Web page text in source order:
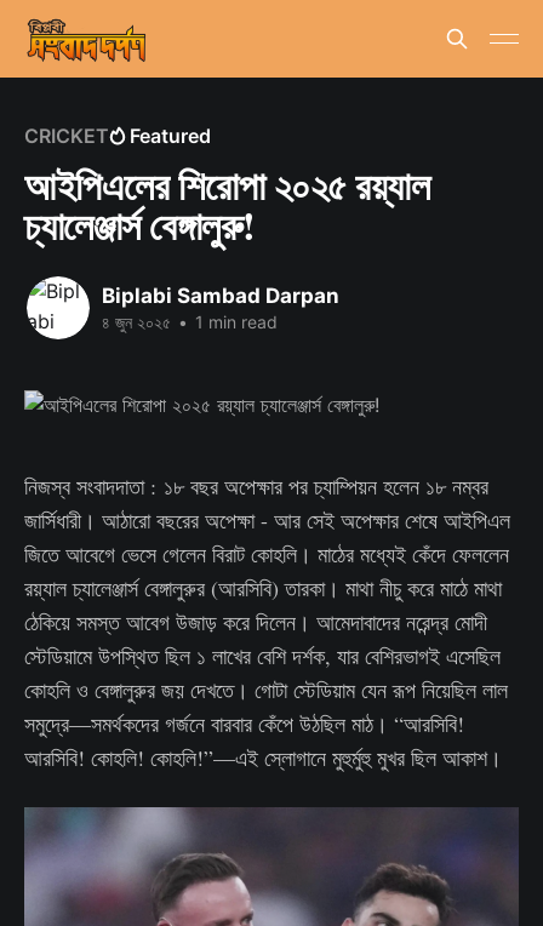
CRICKET Featured
আইপিএলের শিরোপা ২০২৫ রয়্যাল
চ্যালেঞ্জার্স বেঙ্গালুরু!
Biplabi Sambad Darpan
৪ জুন ২০২৫ • 1 min read
নিজস্ব সংবাদদাতা : ১৮ বছর অপেক্ষার পর চ্যাম্পিয়ন হলেন ১৮ নম্বর
জার্সিধারী। আঠারো বছরের অপেক্ষা - আর সেই অপেক্ষার শেষে আইপিএল
জিতে আবেগে ভেসে গেলেন বিরাট কোহলি। মাঠের মধ্যেই কেঁদে ফেললেন
রয়্যাল চ্যালেঞ্জার্স বেঙ্গালুরুর (আরসিবি) তারকা। মাথা নীচু করে মাঠে মাথা
ঠেকিয়ে সমস্ত আবেগ উজাড় করে দিলেন। আমেদাবাদের নরেন্দ্র মোদী
স্টেডিয়ামে উপস্থিত ছিল ১ লাখের বেশি দর্শক, যার বেশিরভাগই এসেছিল
কোহলি ও বেঙ্গালুরুর জয় দেখতে। গোটা স্টেডিয়াম যেন রূপ নিয়েছিল লাল
সমুদ্রে—সমর্থকদের গর্জনে বারবার কেঁপে উঠছিল মাঠ। “আরসিবি!
আরসিবি! কোহলি! কোহলি!”—এই স্লোগানে মুহুর্মুহু মুখর ছিল আকাশ।